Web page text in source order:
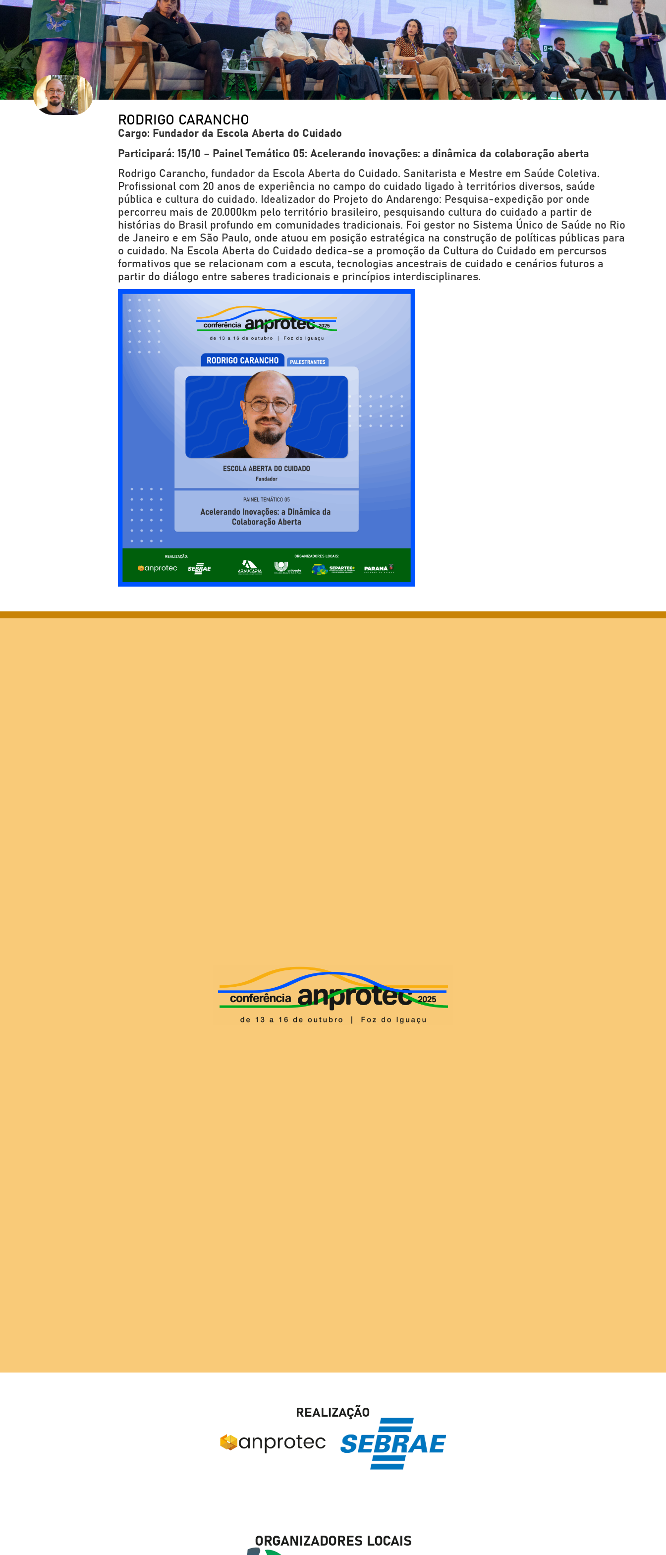
RODRIGO CARANCHO
Cargo: Fundador da Escola Aberta do Cuidado
Participará:15/10 – Painel Temático 05: Acelerando inovações: a dinâmica da colaboração aberta
Rodrigo Carancho, fundador da Escola Aberta do Cuidado. Sanitarista e Mestre em Saúde Coletiva.
Profissional com 20 anos de experiência no campo do cuidado ligado à territórios diversos, saúde
pública e cultura do cuidado. Idealizador do Projeto do Andarengo: Pesquisa-expedição por onde
percorreu mais de 20.000km pelo território brasileiro, pesquisando cultura do cuidado a partir de
histórias do Brasil profundo em comunidades tradicionais. Foi gestor no Sistema Único de Saúde no Rio
de Janeiro e em São Paulo, onde atuou em posição estratégica na construção de políticas públicas para
o cuidado. Na Escola Aberta do Cuidado dedica-se a promoção da Cultura do Cuidado em percursos
formativos que se relacionam com a escuta, tecnologias ancestrais de cuidado e cenários futuros a
partir do diálogo entre saberes tradicionais e princípios interdisciplinares.
REALIZAÇÃO
ORGANIZADORES LOCAIS